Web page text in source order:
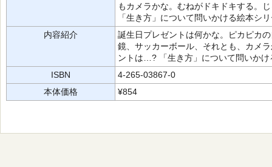
もカメラかな。むねがドキドキする。
「生き方」について問いかける絵本シ
内容紹介
誕生日プレゼントは何かな。ピカピカ
鏡、サッカーボール、それとも、カメ
ントは…? 「生き方」について問いかけ
ISBN
4-265-03867-0
本体価格
¥854